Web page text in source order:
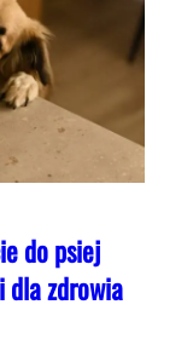
do psiej
dla zdrowia